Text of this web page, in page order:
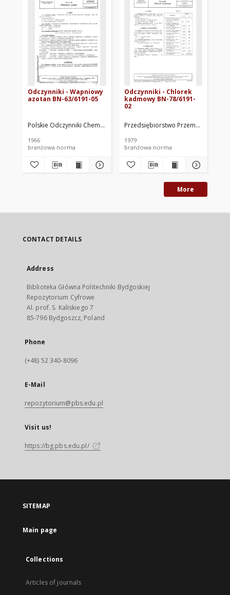
Odczynniki - Wapniowy
azotan BN-63/6191-05
Polskie Odczynniki Chemiczne. Oprac.
1966
branżowa norma
Odczynniki - Chlorek
kadmowy BN-78/6191-
02
Przedsiębiorstwo Przemysłowo-
1979
branżowa norma
More
CONTACT DETAILS
Address
Biblioteka Główna Politechniki Bydgoskiej
Repozytorium Cyfrowe
Al. prof. S. Kaliskiego 7
85-796 Bydgoszcz, Poland
Phone
(+48) 52 340-8096
E-Mail
repozytorium@pbs.edu.pl
Visit us!
https://bg.pbs.edu.pl/
SITEMAP
Main page
Collections
Articles of journals